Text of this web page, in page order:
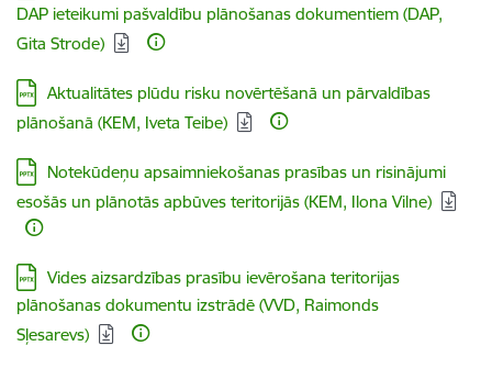
DAP ieteikumi pašvaldību plānošanas dokumentiem (DAP,
Gita Strode)
Lejupielādēt:
Aktualitātes plūdu risku novērtēšanā un pārvaldības
plānošanā (KEM, Iveta Teibe)
Lejupielādēt:
Notekūdeņu apsaimniekošanas prasības un risinājumi
esošās un plānotās apbūves teritorijās (KEM, Ilona Vilne)
Lejupielādēt:
Vides aizsardzības prasību ievērošana teritorijas
plānošanas dokumentu izstrādē (VVD, Raimonds
Sļesarevs)